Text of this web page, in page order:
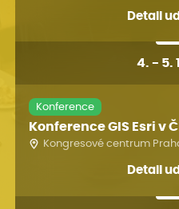
Detail
4. - 5.
Konference
Konference GIS Esri v
Kongresové centrum
Detail